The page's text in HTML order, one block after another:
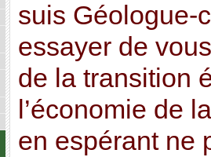
suis Géologue-
essayer de
de la transition
l’économie de
en espérant ne